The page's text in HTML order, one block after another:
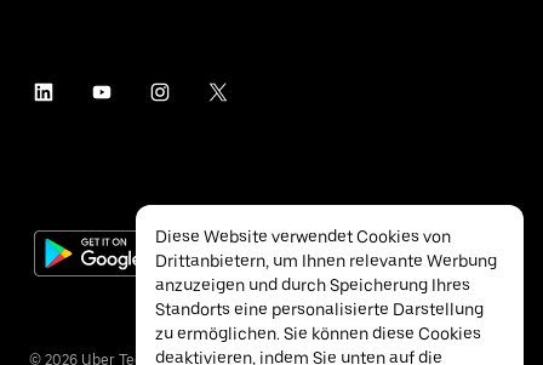
© 2026 Uber Technologies Inc.
Diese Website verwendet Cookies von
Drittanbietern, um Ihnen relevante Werbung
anzuzeigen und durch Speicherung Ihres
Standorts eine personalisierte Darstellung
zu ermöglichen. Sie können diese Cookies
deaktivieren, indem Sie unten auf die